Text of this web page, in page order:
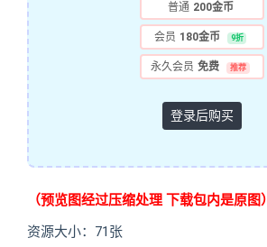
普通 200金币
会员 180金币 9折
永久会员 免费 推荐
登录后购买
（预览图经过压缩处理 下载包内是原图）
资源大小：71张